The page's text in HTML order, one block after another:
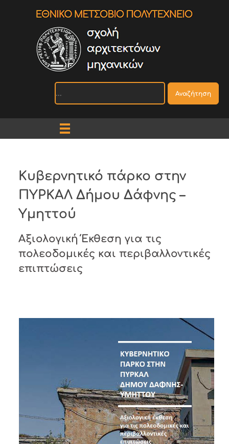
Αναζήτηση
Κυβερνητικό πάρκο στην
ΠΥΡΚΑΛ Δήμου Δάφνης –
Υμηττού
Αξιολογική Έκθεση για τις
πολεοδομικές και περιβαλλοντικές
επιπτώσεις